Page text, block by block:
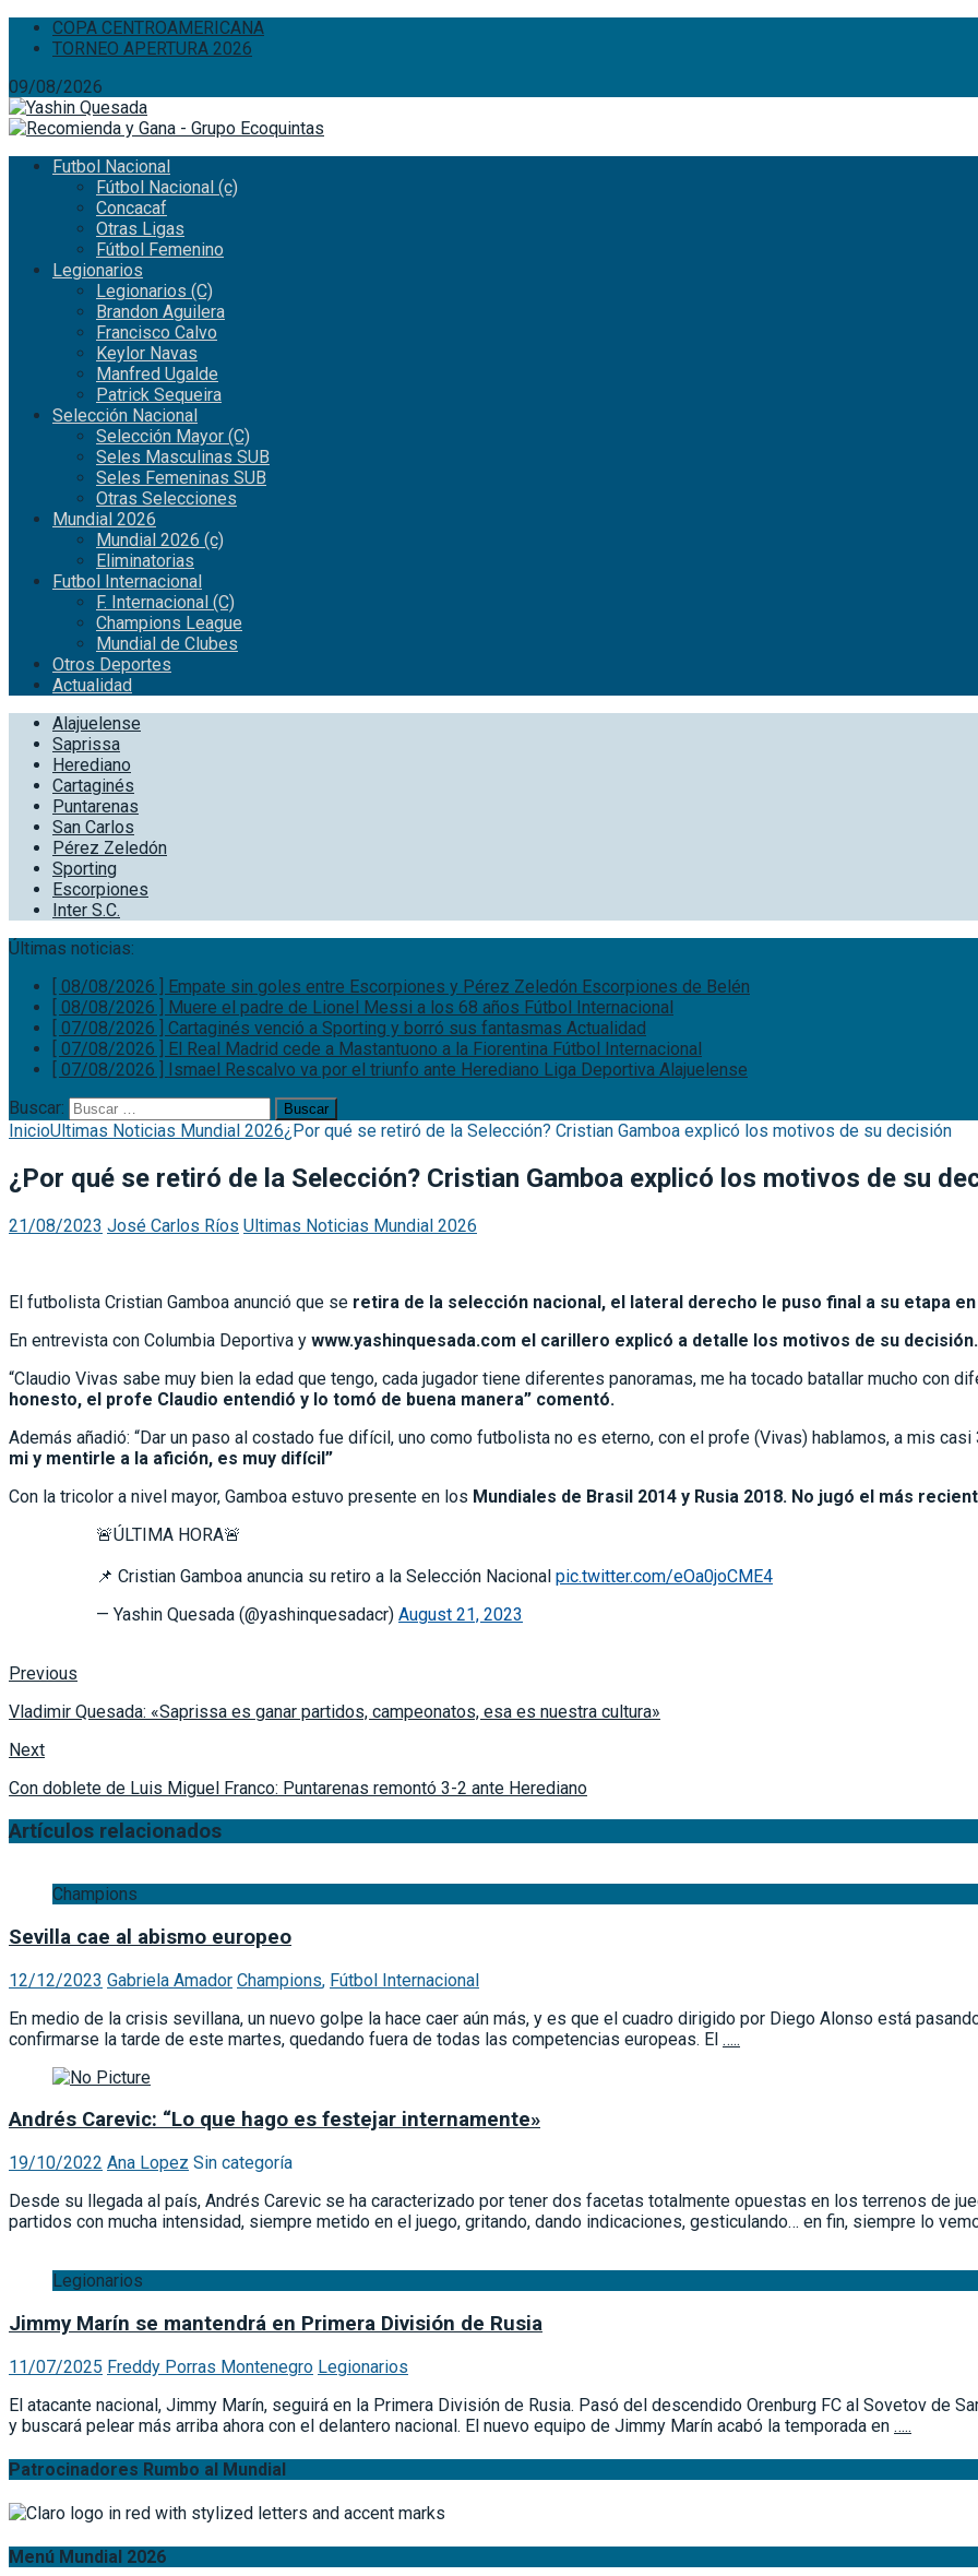
COPA CENTROAMERICANA
TORNEO APERTURA 2026
09/08/2026
Futbol Nacional
Fútbol Nacional (c)
Concacaf
Otras Ligas
Fútbol Femenino
Legionarios
Legionarios (C)
Brandon Aguilera
Francisco Calvo
Keylor Navas
Manfred Ugalde
Patrick Sequeira
Selección Nacional
Selección Mayor (C)
Seles Masculinas SUB
Seles Femeninas SUB
Otras Selecciones
Mundial 2026
Mundial 2026 (c)
Eliminatorias
Futbol Internacional
F. Internacional (C)
Champions League
Mundial de Clubes
Otros Deportes
Actualidad
Alajuelense
Saprissa
Herediano
Cartaginés
Puntarenas
San Carlos
Pérez Zeledón
Sporting
Escorpiones
Inter S.C.
Últimas noticias:
[ 08/08/2026 ] Empate sin goles entre Escorpiones y Pérez Zeledón Escorpiones de Belén
[ 08/08/2026 ] Muere el padre de Lionel Messi a los 68 años Fútbol Internacional
[ 07/08/2026 ] Cartaginés venció a Sporting y borró sus fantasmas Actualidad
[ 07/08/2026 ] El Real Madrid cede a Mastantuono a la Fiorentina Fútbol Internacional
[ 07/08/2026 ] Ismael Rescalvo va por el triunfo ante Herediano Liga Deportiva Alajuelense
Buscar:
InicioUltimas Noticias Mundial 2026¿Por qué se retiró de la Selección? Cristian Gamboa explicó los motivos de su decisión
¿Por qué se retiró de la Selección? Cristian Gamboa explicó los motivos de su
21/08/2023 José Carlos Ríos Ultimas Noticias Mundial 2026
El futbolista Cristian Gamboa anunció que se retira de la selección nacional, el lateral derecho le puso final a su etapa
En entrevista con Columbia Deportiva y www.yashinquesada.com el carillero explicó a detalle los motivos de su decisión.
“Claudio Vivas sabe muy bien la edad que tengo, cada jugador tiene diferentes panoramas, me ha tocado batallar mucho con
honesto, el profe Claudio entendió y lo tomó de buena manera” comentó.
Además añadió: “Dar un paso al costado fue difícil, uno como futbolista no es eterno, con el profe (Vivas) hablamos, a mis
mi y mentirle a la afición, es muy difícil”
Con la tricolor a nivel mayor, Gamboa estuvo presente en los Mundiales de Brasil 2014 y Rusia 2018. No jugó el más
🚨ÚLTIMA HORA🚨
📌 Cristian Gamboa anuncia su retiro a la Selección Nacional pic.twitter.com/eOa0joCME4
— Yashin Quesada (@yashinquesadacr) August 21, 2023
Previous
Vladimir Quesada: «Saprissa es ganar partidos, campeonatos, esa es nuestra cultura»
Next
Con doblete de Luis Miguel Franco: Puntarenas remontó 3-2 ante Herediano
Artículos relacionados
Champions
Sevilla cae al abismo europeo
12/12/2023 Gabriela Amador Champions, Fútbol Internacional
En medio de la crisis sevillana, un nuevo golpe la hace caer aún más, y es que el cuadro dirigido por Diego Alonso está
confirmarse la tarde de este martes, quedando fuera de todas las competencias europeas. El …..
Andrés Carevic: “Lo que hago es festejar internamente»
19/10/2022 Ana Lopez Sin categoría
Desde su llegada al país, Andrés Carevic se ha caracterizado por tener dos facetas totalmente opuestas en los terrenos de
partidos con mucha intensidad, siempre metido en el juego, gritando, dando indicaciones, gesticulando… en fin, siempre lo
Legionarios
Jimmy Marín se mantendrá en Primera División de Rusia
11/07/2025 Freddy Porras Montenegro Legionarios
El atacante nacional, Jimmy Marín, seguirá en la Primera División de Rusia. Pasó del descendido Orenburg FC al Sovetov de
y buscará pelear más arriba ahora con el delantero nacional. El nuevo equipo de Jimmy Marín acabó la temporada en …..
Patrocinadores Rumbo al Mundial
Menú Mundial 2026